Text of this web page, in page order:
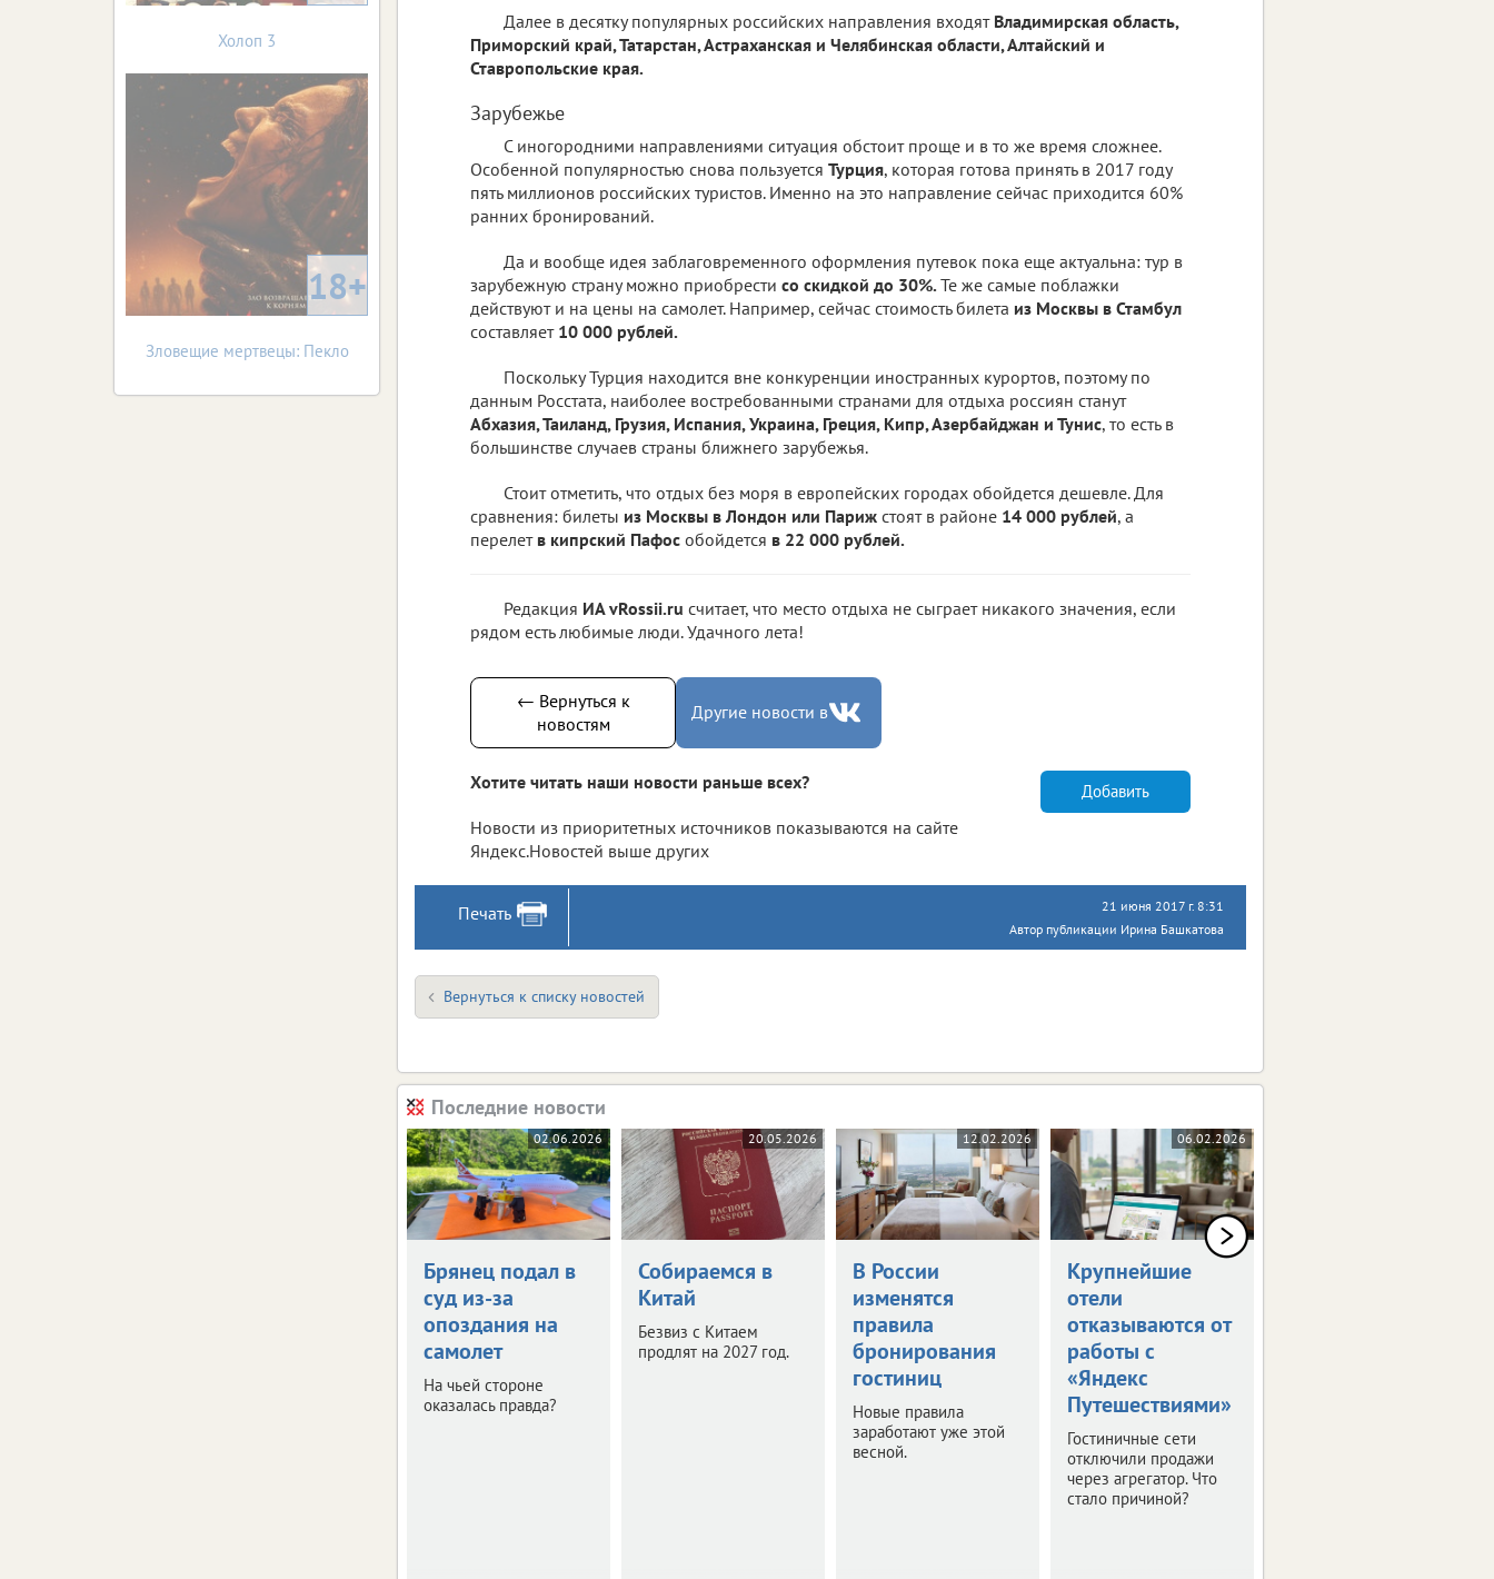
Далее в десятку популярных российских направления входят Владимирская область,
Приморский край, Татарстан, Астраханская и Челябинская области, Алтайский и
Ставропольские края.
Зарубежье
С иногородними направлениями ситуация обстоит проще и в то же время сложнее.
Особенной популярностью снова пользуется Турция, которая готова принять в 2017 году
пять миллионов российских туристов. Именно на это направление сейчас приходится 60%
ранних бронирований.
Да и вообще идея заблаговременного оформления путевок пока еще актуальна: тур в
зарубежную страну можно приобрести со скидкой до 30%. Те же самые поблажки
действуют и на цены на самолет. Например, сейчас стоимость билета из Москвы в Стамбул
составляет 10 000 рублей.
Поскольку Турция находится вне конкуренции иностранных курортов, поэтому по
данным Росстата, наиболее востребованными странами для отдыха россиян станут
Абхазия, Таиланд, Грузия, Испания, Украина, Греция, Кипр, Азербайджан и Тунис, то есть в
большинстве случаев страны ближнего зарубежья.
Стоит отметить, что отдых без моря в европейских городах обойдется дешевле. Для
сравнения: билеты из Москвы в Лондон или Париж стоят в районе 14 000 рублей, а
перелет в кипрский Пафос обойдется в 22 000 рублей.
Редакция ИА vRossii.ru считает, что место отдыха не сыграет никакого значения, если
рядом есть любимые люди. Удачного лета!
← Вернуться к
новостям
Другие новости в
Хотите читать наши новости раньше всех?
Новости из приоритетных источников показываются на сайте
Яндекс.Новостей выше других
Добавить
Печать
21 июня 2017 г. 8:31
Автор публикации Ирина Башкатова
Вернуться к списку новостей
Последние новости
02.06.2026
Брянец подал в
суд из-за
опоздания на
самолет
На чьей стороне
оказалась правда?
20.05.2026
Собираемся в
Китай
Безвиз с Китаем
продлят на 2027 год.
12.02.2026
В России
изменятся
правила
бронирования
гостиниц
Новые правила
заработают уже этой
весной.
06.02.2026
Крупнейшие
отели
отказываются от
работы с
«Яндекс
Путешествиями»
Гостиничные сети
отключили продажи
через агрегатор. Что
стало причиной?
Холоп 3
18+
Зловещие мертвецы: Пекло